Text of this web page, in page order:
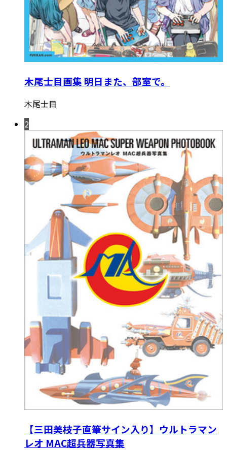
木尾士目画集 明日また、部室で。
木尾士目
2
【三田美枝子直筆サイン入り】ウルトラマン
レオ MAC超兵器写真集